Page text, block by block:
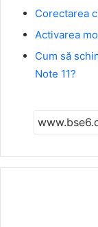
Corectarea
Activarea
Cum să
Note 11?